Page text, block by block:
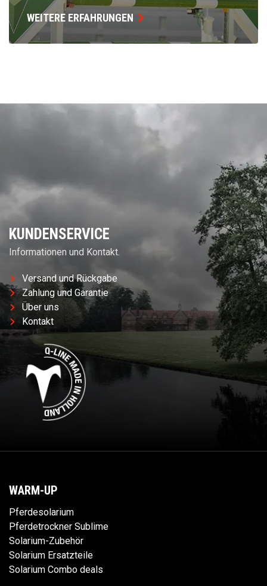
WEITERE ERFAHRUNGEN
KUNDENSERVICE
Informationen und Kontakt.
Versand und Rückgabe
Zahlung und Garantie
Über uns
Kontakt
WARM-UP
Pferdesolarium
Pferdetrockner Sublime
Solarium-Zubehör
Solarium Ersatzteile
Solarium Combo deals